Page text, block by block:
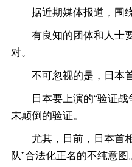
据近期媒体报道，围绕
有良知的团体和人士要
对。
不可忽视的是，日本首
日本要上演的“验证战争
末颠倒的验证。
尤其，日前，日本首相
队”合法化正名的不纯意图